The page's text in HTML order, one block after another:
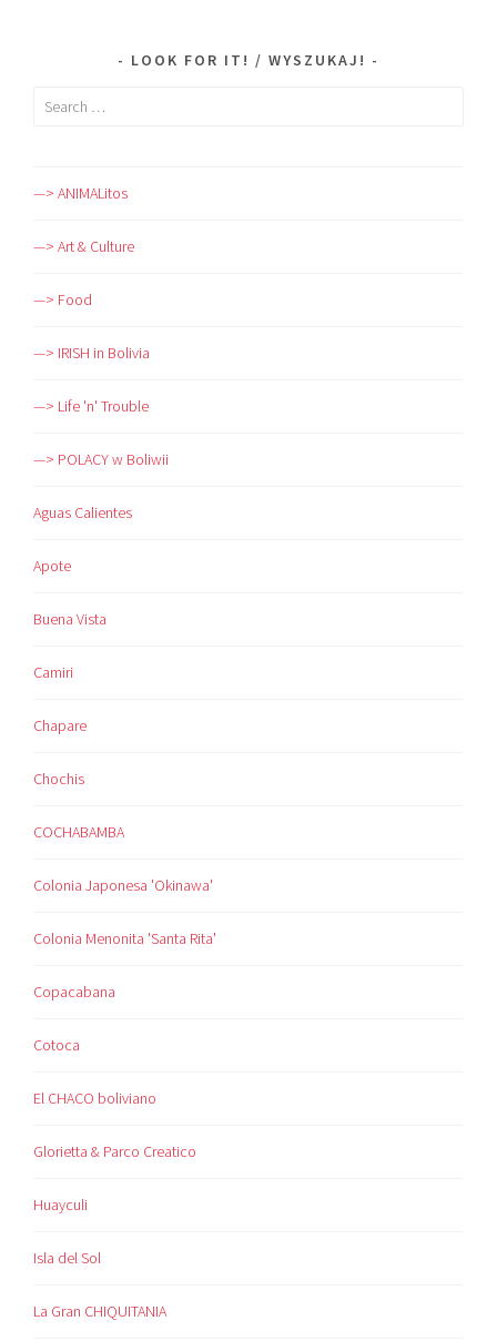
LOOK FOR IT! / WYSZUKAJ!
Search
—> ANIMALitos
—> Art & Culture
—> Food
—> IRISH in Bolivia
—> Life 'n' Trouble
—> POLACY w Boliwii
Aguas Calientes
Apote
Buena Vista
Camiri
Chapare
Chochis
COCHABAMBA
Colonia Japonesa 'Okinawa'
Colonia Menonita 'Santa Rita'
Copacabana
Cotoca
El CHACO boliviano
Glorietta & Parco Creatico
Huayculi
Isla del Sol
La Gran CHIQUITANIA